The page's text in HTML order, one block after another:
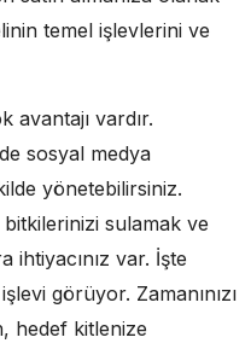
temel işlevlerini ve
avantajı vardır.
sosyal medya
yönetebilirsiniz.
sulamak ve
var. İşte
görüyor. Zamanınızı
hedef kitlenize